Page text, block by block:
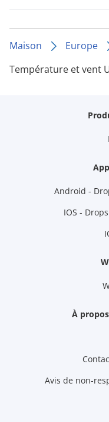
Maison Europe
Température et vent
Android -
IOS -
À
Avis de non-